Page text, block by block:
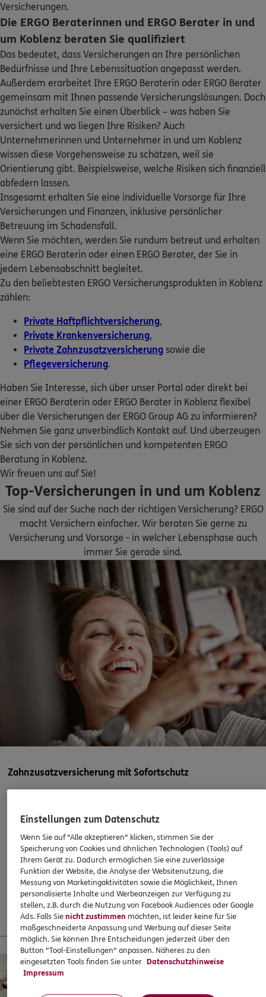
Schaden oder Leistungsfall melden
Bequem online oder telefonisch
Rechnung einreichen
ERGO Berater finden
Kundenportal Log-in
ERGO
Claus Equit
Hochstr. 23,56112 Lahnstein(5.8 km)
Homepage besuchen
Michael Kassner
Burgstr. 51 a,56112 Lahnstein
(5.8 km)
Homepage besuchen
5/5
Volker Postler
Hochstr. 23
Homepage besuchen
Nilesh Suhas Kulkarni
Koblenzer Str. 85 , 56218 Mülheim-Kärlich
(6.6 km)
Homepage besuchen
Homepage besuchen
Björn Rickal
Homepage besuchen
Christian Emde
Freiherr-vom-Stein-Str. 33 56220
Homepage besuchen
Francisco Wink Blas
Römerstraße 43, 56130 Bad Ems
(10.1 km)
Homepage besuchen
ERGO
Klaus Johann
Hauptstr. 100,56566 Neuwied (Heimbach-Weis)
(11.5 km)
Homepage besuchen
5/5 ERGO
Fred Gillessen
Rheinstr. 147,56235
Ransbach-Baumbach
(15.5 km)
Homepage besuchen
ERGO
Aladar Kruti
(15.6 km)
Joachim Bender
Bahnhofstr. 26, 56626 Andernach
(16.0 km)
Homepage besuchen
ERGO
Francisco Wink Blas
Kettenbrückstr. 3 ,56377 Nassau(16.0 km)
Homepage besuchen
ERGO
Peter Johnen
Westerwaldstr. 70,56579 Rengsdorf(18.3 km)
Homepage besuchen
Versicherungen.
Die ERGO Beraterinnen und ERGO Berater in und
um Koblenz beraten Sie qualifiziert
Das bedeutet, dass Versicherungen an Ihre persönlichen
Bedürfnisse und Ihre Lebenssituation angepasst werden.
Außerdem erarbeitet Ihre ERGO Beraterin oder ERGO Berater
gemeinsam mit Ihnen passende Versicherungslösungen. Doch
zunächst erhalten Sie einen Überblick – was haben Sie
versichert und wo liegen Ihre Risiken? Auch
Unternehmerinnen und Unternehmer in und um Koblenz
wissen diese Vorgehensweise zu schätzen, weil sie
Orientierung gibt. Beispielsweise, welche Risiken sich finanziell
abfedern lassen.
Insgesamt erhalten Sie eine individuelle Vorsorge für Ihre
Versicherungen und Finanzen, inklusive persönlicher
Betreuung im Schadensfall.
Wenn Sie möchten, werden Sie rundum betreut und erhalten
eine ERGO Beraterin oder einen ERGO Berater, der Sie in
jedem Lebensabschnitt begleitet.
Zu den beliebtesten ERGO Versicherungsprodukten in Koblenz
zählen:
Private Haftpflichtversicherung,
Private Krankenversicherung,
Private Zahnzusatzversicherung sowie die
Pflegeversicherung.
Haben Sie Interesse, sich über unser Portal oder direkt bei
einer ERGO Beraterin oder ERGO Berater in Koblenz flexibel
über die Versicherungen der ERGO Group AG zu informieren?
Nehmen Sie ganz unverbindlich Kontakt auf. Und überzeugen
Sie sich von der persönlichen und kompetenten ERGO
Beratung in Koblenz.
Wir freuen uns auf Sie!
Top-Versicherungen in und um Koblenz
Sie sind auf der Suche nach der richtigen Versicherung? ERGO
macht Versichern einfacher. Wir beraten Sie gerne zu
Versicherung und Vorsorge - in welcher Lebensphase auch
immer Sie gerade sind.
Zahnzusatzversicherung mit Sofortschutz
ERGO klappts! Sogar, wenn die Behandlung bereits
super!
37,60
€ monatlich
Mehr erfahren
13 % Startbonus für junge Leute
Einstellungen zum Datenschutz
Wenn Sie auf "Alle akzeptieren" klicken, stimmen Sie der
Speicherung von Cookies und ähnlichen Technologien (Tools) auf
Ihrem Gerät zu. Dadurch ermöglichen Sie eine zuverlässige
Funktion der Website, die Analyse der Websitenutzung, die
Messung von Marketingaktivitäten sowie die Möglichkeit, Ihnen
personalisierte Inhalte und Werbeanzeigen zur Verfügung zu
stellen, z.B. durch die Nutzung von Facebook Audiences oder Google
Ads. Falls Sienicht zustimmen möchten, ist leider keine für Sie
maßgeschneiderte Anpassung und Werbung auf dieser Seite
möglich. Sie können Ihre Entscheidungen jederzeit über den
Button "Tool-Einstellungen" anpassen. Näheres zu den
eingesetzten Tools finden Sie unter Datenschutzhinweise
Impressum